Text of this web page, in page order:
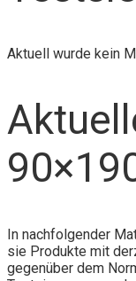
Aktuell wurde kein
In nachfolgender
sie Produkte mit
gegenüber dem